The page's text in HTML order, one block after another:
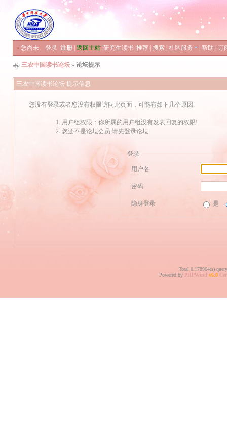
» 您尚未 登录 注册 返回主站 研究生读书 推荐 搜索 社区服务 帮助 订
三农中国读书论坛 » 论坛提示
三农中国读书论坛 提示信息
您没有登录或者您没有权限访问此页面，可能有如下几个原因:
用户组权限：你所属的用户组没有发表回复的权限!
您还不是论坛会员,请先登录论坛
登录
用户名
密码
隐身登录 是
Total 0.178964(s)
Powered by PHPWind v6.0